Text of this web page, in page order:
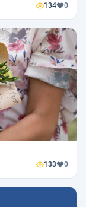
134 0
133 0